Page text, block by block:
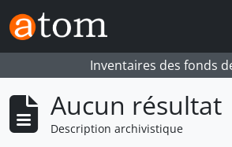
Skip to main content
Inventaires des fonds
Aucun résultat
Description archivistique